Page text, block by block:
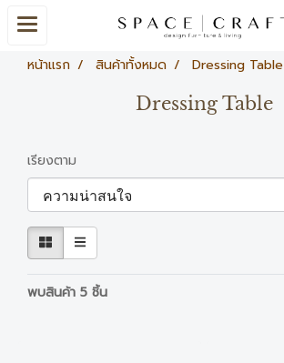
หน้าแรก สินค้าทั้งหมด Dressing Table
Dressing Table
เรียงตาม
พบสินค้า 5 ชิ้น